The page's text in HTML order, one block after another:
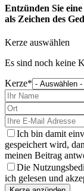
Entzünden Sie
als Zeichen des
Kerze auswählen
Es sind noch keine
Kerze
Ich bin damit
gespeichert wird,
meinen Beitrag
Die
ich gelesen und